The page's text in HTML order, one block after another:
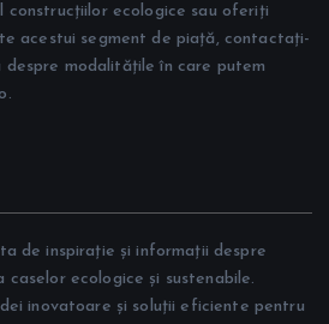
construcțiilor ecologice sau oferiți
acestui segment de piață, contactați-
despre modalitățile în care putem
de inspirație și informații despre
caselor ecologice și sustenabile.
inovatoare și soluții eficiente pentru